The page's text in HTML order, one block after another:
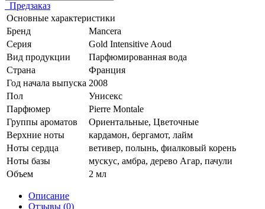
Предзаказ
Основные характеристики
Бренд
Mancera
Серия
Gold Intensitive Aoud
Вид продукции
Парфюмированная вода
Страна
Франция
Год начала выпуска 2008
Пол
Унисекс
Парфюмер
Pierre Montale
Группы ароматов
Ориентальные, Цветочные
Верхние ноты
кардамон, бергамот, лайм
Ноты сердца
ветивер, полынь, фиалковый корень
Ноты базы
мускус, амбра, дерево Агар, пачули
Объем
2 мл
Описание
Отзывы (0)